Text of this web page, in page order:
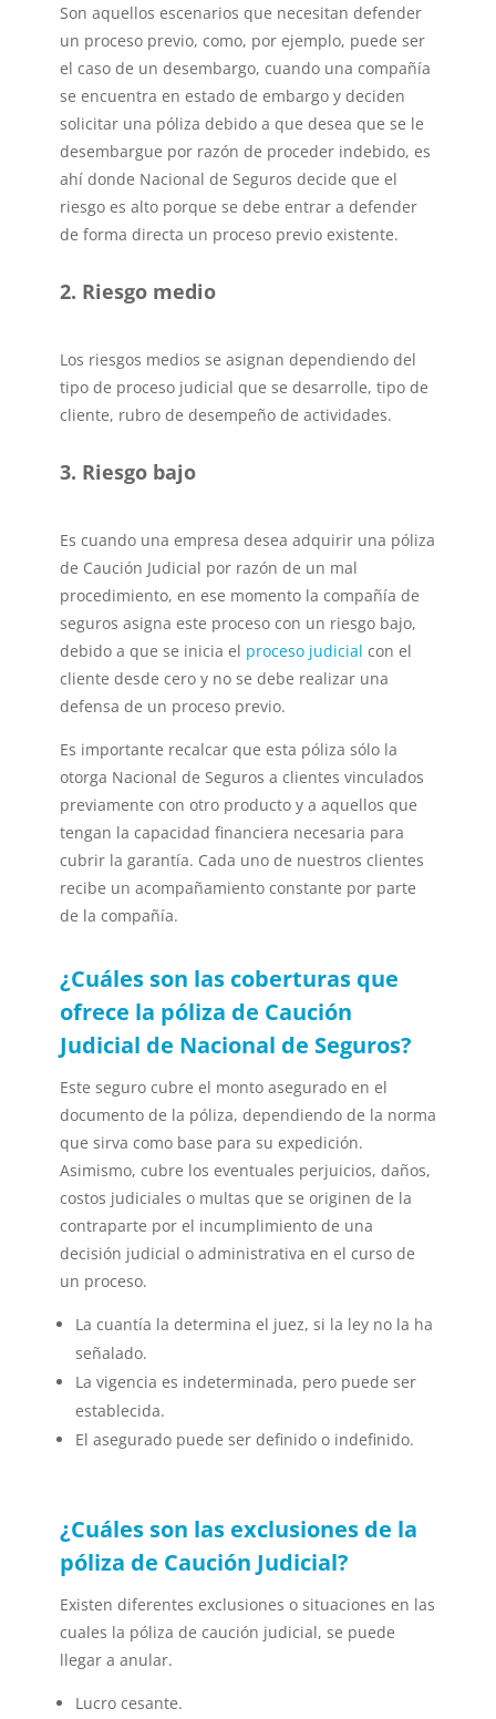
Son aquellos escenarios que necesitan defender
un proceso previo, como, por ejemplo, puede ser
el caso de un desembargo, cuando una compañía
se encuentra en estado de embargo y deciden
solicitar una póliza debido a que desea que se le
desembargue por razón de proceder indebido, es
ahí donde Nacional de Seguros decide que el
riesgo es alto porque se debe entrar a defender
de forma directa un proceso previo existente.
2. Riesgo medio
Los riesgos medios se asignan dependiendo del
tipo de proceso judicial que se desarrolle, tipo de
cliente, rubro de desempeño de actividades.
3. Riesgo bajo
Es cuando una empresa desea adquirir una póliza
de Caución Judicial por razón de un mal
procedimiento, en ese momento la compañía de
seguros asigna este proceso con un riesgo bajo,
debido a que se inicia el proceso judicial con el
cliente desde cero y no se debe realizar una
defensa de un proceso previo.
Es importante recalcar que esta póliza sólo la
otorga Nacional de Seguros a clientes vinculados
previamente con otro producto y a aquellos que
tengan la capacidad financiera necesaria para
cubrir la garantía. Cada uno de nuestros clientes
recibe un acompañamiento constante por parte
de la compañía.
¿Cuáles son las coberturas que
ofrece la póliza de Caución
Judicial de Nacional de Seguros?
Este seguro cubre el monto asegurado en el
documento de la póliza, dependiendo de la norma
que sirva como base para su expedición.
Asimismo, cubre los eventuales perjuicios, daños,
costos judiciales o multas que se originen de la
contraparte por el incumplimiento de una
decisión judicial o administrativa en el curso de
un proceso.
La cuantía la determina el juez, si la ley no la ha
señalado.
La vigencia es indeterminada, pero puede ser
establecida.
El asegurado puede ser definido o indefinido.
¿Cuáles son las exclusiones de la
póliza de Caución Judicial?
Existen diferentes exclusiones o situaciones en las
cuales la póliza de caución judicial, se puede
llegar a anular.
Lucro cesante.